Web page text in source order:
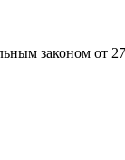
законом